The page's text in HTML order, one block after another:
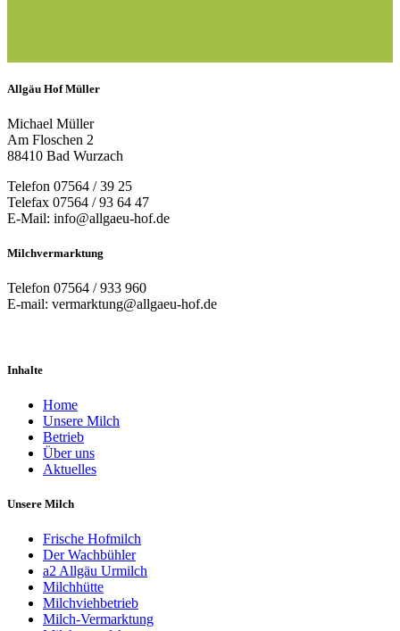
Allgäu Hof Müller
Michael Müller
Am Floschen 2
88410 Bad Wurzach
Telefon 07564 / 39 25
Telefax 07564 / 93 64 47
E-Mail: info@allgaeu-hof.de
Milchvermarktung
Telefon 07564 / 933 960
E-mail: vermarktung@allgaeu-hof.de
Inhalte
Home
Unsere Milch
Betrieb
Über uns
Aktuelles
Unsere Milch
Frische Hofmilch
Der Wachbühler
a2 Allgäu Urmilch
Milchhütte
Milchviehbetrieb
Milch-Vermarktung